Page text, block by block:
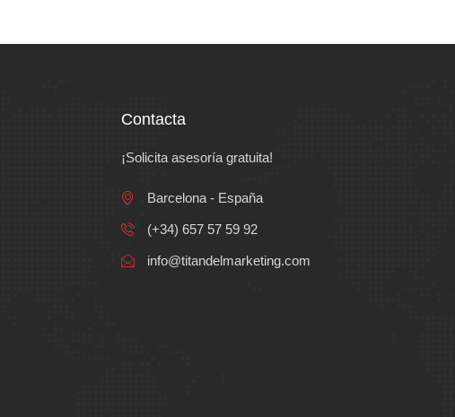
Contacta
¡Solicita asesoría gratuita!
Barcelona - España
(+34) 657 57 59 92
info@titandelmarketing.com